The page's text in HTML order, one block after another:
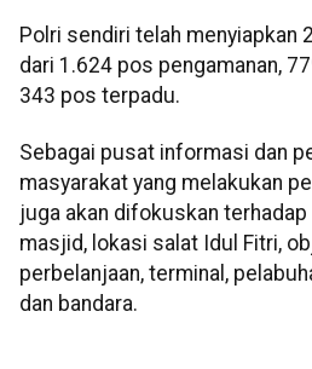
Polri sendiri telah menyiapkan
dari 1.624 pos pengamanan,
343 pos terpadu.
Sebagai pusat informasi dan
masyarakat yang melakukan
juga akan difokuskan
masjid, lokasi salat Idul Fitri,
perbelanjaan, terminal,
dan bandara.